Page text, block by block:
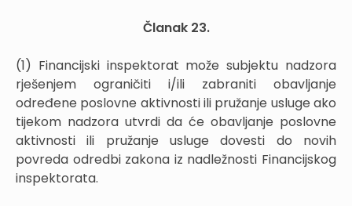
Članak 23.
(1) Financijski inspektorat može subjektu nadzora
rješenjem ograničiti i/ili zabraniti obavljanje
određene poslovne aktivnosti ili pružanje usluge ako
tijekom nadzora utvrdi da će obavljanje poslovne
aktivnosti ili pružanje usluge dovesti do novih
povreda odredbi zakona iz nadležnosti Financijskog
inspektorata.